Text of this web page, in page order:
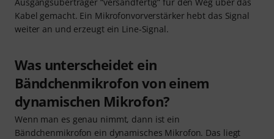
Kabel gemacht. Ein Mikrofonvorverstärker hebt das Signal
weiter an und erzeugt ein Line-Signal.
Was unterscheidet ein
Bändchenmikrofon von einem
dynamischen Mikrofon?
Wenn man es genau nimmt, dann ist ein
Bändchenmikrofon ein dynamisches Mikrofon. Das liegt